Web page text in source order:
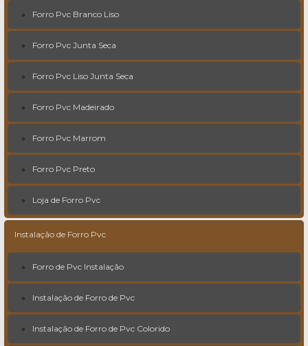
Forro Pvc Branco Liso
Forro Pvc Junta Seca
Forro Pvc Liso Junta Seca
Forro Pvc Madeirado
Forro Pvc Marrom
Forro Pvc Preto
Loja de Forro Pvc
Instalação de Forro Pvc
Forro de Pvc Instalação
Instalação de Forro de Pvc
Instalação de Forro de Pvc Colorido